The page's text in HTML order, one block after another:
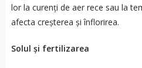
lor la curenți de aer rece sau la
afecta creșterea și înflorirea.
Solul și fertilizarea